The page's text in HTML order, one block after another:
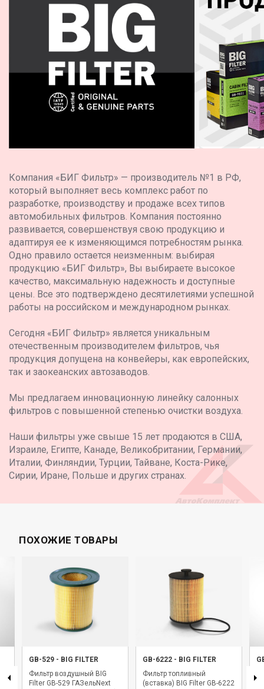
30780376
Компания «БИГ Фильтр» — производитель №1 в РФ,
который выполняет весь комплекс работ по
разработке, производству и продаже всех типов
автомобильных фильтров. Компания постоянно
развивается, совершенствуя свою продукцию и
адаптируя ее к изменяющимся потребностям рынка.
Одно правило остается неизменным: выбирая
продукцию «БИГ Фильтр», Вы выбираете высокое
качество, максимальную надежность и доступные
цены. Все это подтверждено десятилетиями успешной
работы на российском и международном рынках.
Сегодня «БИГ Фильтр» является уникальным
отечественным производителем фильтров, чья
продукция допущена на конвейеры, как европейских,
так и заокеанских автозаводов.
Мы предлагаем инновационную линейку салонных
фильтров с повышенной степенью очистки воздуха.
Наши фильтры уже свыше 15 лет продаются в США,
Израиле, Египте, Канаде, Великобритании, Германии,
Италии, Финляндии, Турции, Тайване, Коста-Рике,
Сирии, Иране, Польше и других странах.
ПОХОЖИЕ ТОВАРЫ
GB-529 - BIG FILTER
Фильтр воздушный BIG
Filter GB-529 ГАЗельNext
GB-6222 - BIG FILTER
Фильтр топливный
(вставка) BIG Filter GB-6222